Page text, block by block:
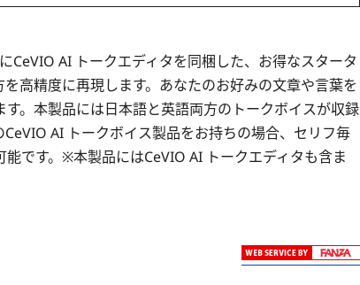
AI トークエディタを同梱した、お得なスタータ
高精度に再現します。あなたのお好みの文章や言葉を
。本製品には日本語と英語両方のトークボイスが収録
AI トークボイス製品をお持ちの場合、セリフ毎
です。※本製品にはCeVIO AI トークエディタも含ま